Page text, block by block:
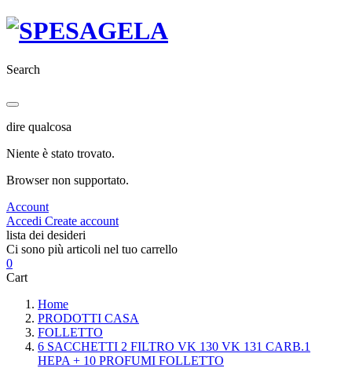
Search
dire qualcosa
Niente è stato trovato.
Browser non supportato.
Account
Accedi Create account
lista dei desideri
Ci sono più articoli nel tuo carrello
0
Cart
Home
PRODOTTI CASA
FOLLETTO
6 SACCHETTI 2 FILTRO VK 130 VK 131 CARB.1
HEPA + 10 PROFUMI FOLLETTO